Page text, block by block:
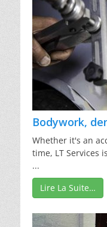
Bodywork,
Whether it's an
time, LT Services
...
Lire La Suite…